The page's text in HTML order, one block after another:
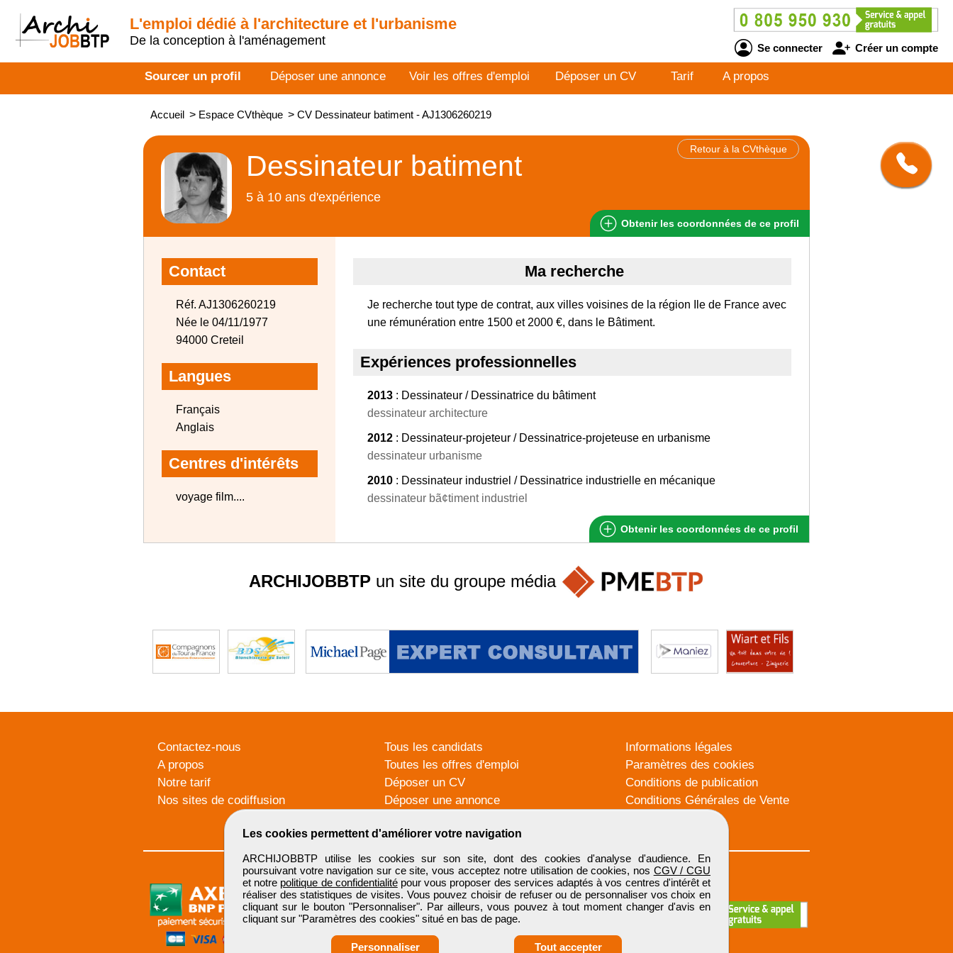
L'emploi dédié à l'architecture et l'urbanisme
De la conception à l'aménagement
Se connecter Créer un compte
Sourcer un profil Déposer une annonce Voir les offres d'emploi Déposer un CV Tarif A propos
Accueil > Espace CVthèque > CV Dessinateur batiment - AJ1306260219
Retour à la CVthèque
Dessinateur batiment
5 à 10 ans d'expérience
Obtenir les coordonnées de ce profil
Contact
Réf. AJ1306260219
Née le 04/11/1977
94000 Creteil
Langues
Français
Anglais
Centres d'intérêts
voyage film....
Ma recherche
Je recherche tout type de contrat, aux villes voisines de la région Ile de France avec
une rémunération entre 1500 et 2000 €, dans le Bâtiment.
Expériences professionnelles
2013 : Dessinateur / Dessinatrice du bâtiment
dessinateur architecture
2012 : Dessinateur-projeteur / Dessinatrice-projeteuse en urbanisme
dessinateur urbanisme
2010 : Dessinateur industriel / Dessinatrice industrielle en mécanique
dessinateur bã¢timent industriel
Obtenir les coordonnées de ce profil
Les cookies permettent d'améliorer votre navigation
ARCHIJOBBTP utilise les cookies sur son site, dont des cookies d'analyse d'audience. En
poursuivant votre navigation sur ce site, vous acceptez notre utilisation de cookies, nos CGV / CGU
et notre politique de confidentialitépour vous proposer des services adaptés à vos centres d'intérêt et
réaliser des statistiques de visites. Vous pouvez choisir de refuser ou de personnaliser vos choix en
cliquant sur le bouton "Personnaliser". Par ailleurs, vous pouvez à tout moment changer d'avis en
cliquant sur "Paramètres des cookies" situé en bas de page.
Personnaliser Tout accepter
ARCHIJOBBTPun site du groupe média
Contactez-nous
A propos
Notre tarif
Nos sites de codiffusion
Tous les candidats
Toutes les offres d'emploi
Déposer un CV
Déposer une annonce
Informations légales
Paramètres des cookies
Conditions de publication
Conditions Générales de Vente